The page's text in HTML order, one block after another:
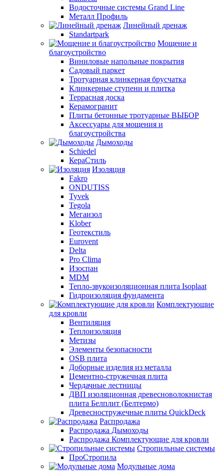
Водосточные системы Grand Line
Металл Профиль
Линейный дренаж
Standartpark
Мощение и
благоустройство
Виниловые напольные покрытия
Садовый паркет
Тротуарная клинкерная брусчатка
Клинкерные ступени и плитка
Террасная доска
Керамогранит
Плиты бетонные тротуарные ВЫБОР
Аксессуары для мощения и
благоустройства
Дымоходы
Schiedel
КераСтиль
Изоляция
Fakro
ONDUTISS
Tyvek
Tegola
Мегаизол
Klober
Геотекстиль
Eurovent
Delta
Pro Clima
Изоспан
MDM
Тепло-звукоизоляционная плита Isoplaat
Гидроизоляция фундамента
Комплектующие
для кровли
Вентиляция
Теплоизоляция
Метизы
Элементы безопасности
OSB плита
Доборные изделия из металла
Цементно-стружечная плита
Чердачные лестницы
ДВП изоляционная древесноволокнистая
плита Белплит (Белтермо)
Древесностружечные плиты QuickDeck
Распродажа
Распродажа Дымоходы
Распродажа Комплектующие для кровли
Стропильные системы
ПроСтропила
Модульные дома